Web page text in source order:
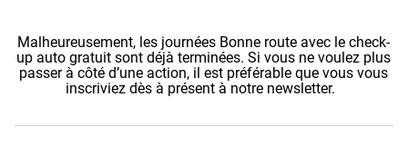
Malheureusement, les journées Bonne route avec le check-
up auto gratuit sont déjà terminées. Si vous ne voulez plus
passer à côté d’une action, il est préférable que vous vous
inscriviez dès à présent à notre newsletter.